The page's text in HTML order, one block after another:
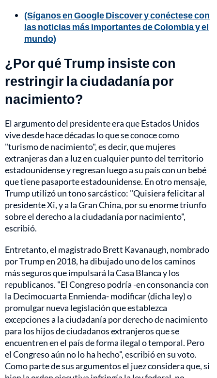
(Síganos en Google Discover y conéctese con
las noticias más importantes de Colombia y el
mundo)
¿Por qué Trump insiste con
restringir la ciudadanía por
nacimiento?
El argumento del presidente era que Estados Unidos
vive desde hace décadas lo que se conoce como
"turismo de nacimiento", es decir, que mujeres
extranjeras dan a luz en cualquier punto del territorio
estadounidense y regresan luego a su país con un bebé
que tiene pasaporte estadounidense. En otro mensaje,
Trump utilizó un tono sarcástico: "Quisiera felicitar al
presidente Xi, y a la Gran China, por su enorme triunfo
sobre el derecho a la ciudadanía por nacimiento",
escribió.
Entretanto, el magistrado Brett Kavanaugh, nombrado
por Trump en 2018, ha dibujado uno de los caminos
más seguros que impulsará la Casa Blanca y los
republicanos. "El Congreso podría -en consonancia con
la Decimocuarta Enmienda- modificar (dicha ley) o
promulgar nueva legislación que establezca
excepciones a la ciudadanía por derecho de nacimiento
para los hijos de ciudadanos extranjeros que se
encuentren en el país de forma ilegal o temporal. Pero
el Congreso aún no lo ha hecho", escribió en su voto.
Como parte de sus argumentos el juez considera que, si